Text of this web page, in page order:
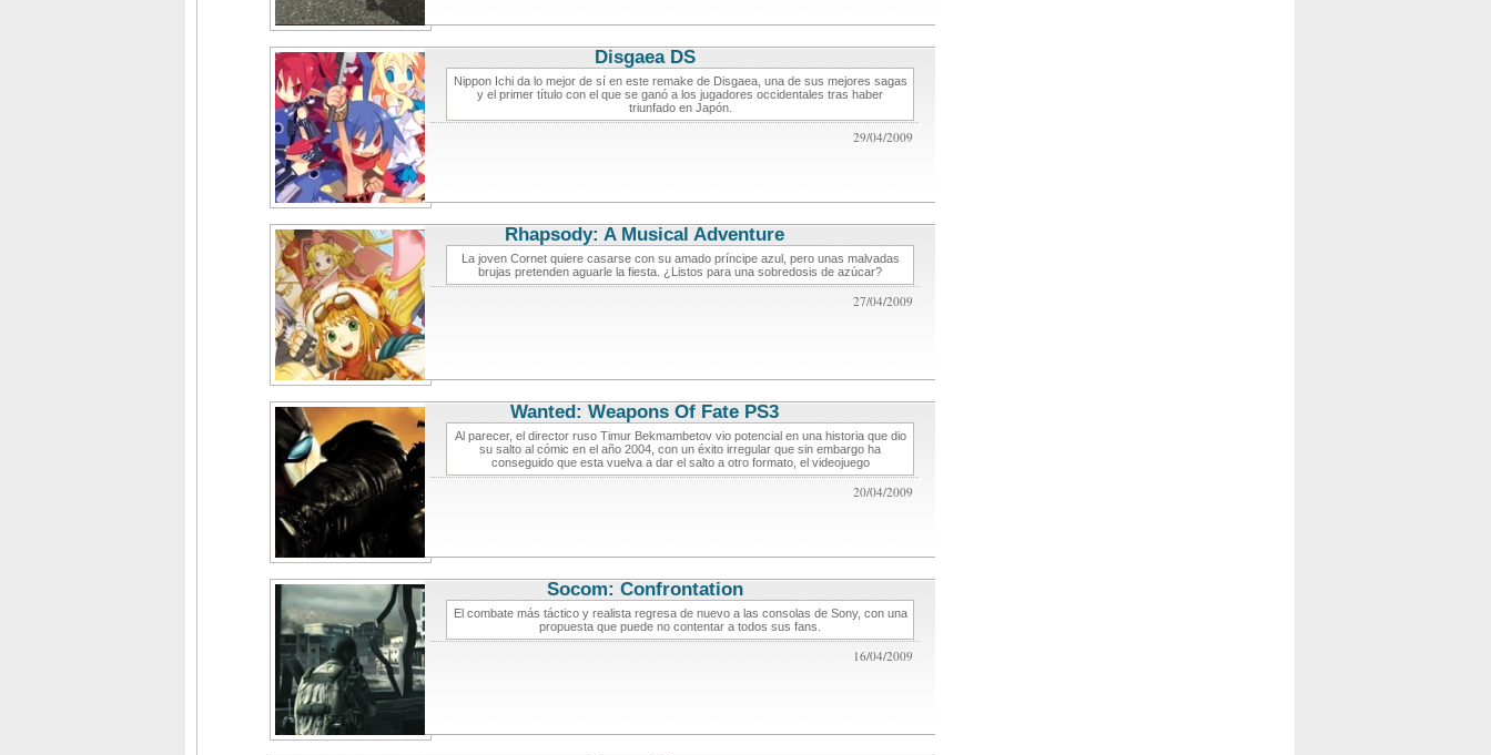
Disgaea DScritica de videojuegos
Nippon Ichi da lo mejor de sí en este remake de Disgaea, una de sus mejores sagas
y el primer título con el que se ganó a los jugadores occidentales tras haber
triunfado en Japón.
29/04/2009
Rhapsody: A Musical Adventure
La joven Cornet quiere casarse con su amado príncipe azul, pero unas malvadas
brujas pretenden aguarle la fiesta. ¿Listos para una sobredosis de azúcar?
27/04/2009
Wanted: Weapons Of Fate PS3
Al parecer, el director ruso Timur Bekmambetov vio potencial en una historia que dio
su salto al cómic en el año 2004, con un éxito irregular que sin embargo ha
conseguido que esta vuelva a dar el salto a otro formato, el videojuego
20/04/2009
Socom: Confrontation
El combate más táctico y realista regresa de nuevo a las consolas de Sony, con una
propuesta que puede no contentar a todos sus fans.
16/04/2009